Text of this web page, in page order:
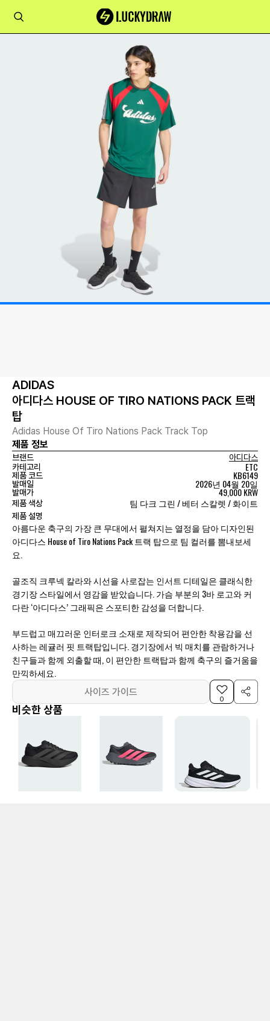
ADIDAS
아디다스 HOUSE OF TIRO NATIONS PACK 트랙
탑
Adidas House Of Tiro Nations Pack Track Top
제품 정보
브랜드
아디다스
카테고리
ETC
제품 코드 KB6149
발매일 2026년 04월 20일
발매가 49,000 KRW
제품 색상 팀 다크 그린 / 베터 스칼렛 / 화이트
제품 설명
아름다운 축구의 가장 큰 무대에서 펼쳐지는 열정을 담아 디자인된
아디다스 House of Tiro Nations Pack 트랙 탑으로 팀 컬러를 뽐내보세
요.
골조직 크루넥 칼라와 시선을 사로잡는 인서트 디테일은 클래식한
경기장 스타일에서 영감을 받았습니다. 가슴 부분의 3바 로고와 커
다란 ‘아디다스’ 그래픽은 스포티한 감성을 더합니다.
부드럽고 매끄러운 인터로크 소재로 제작되어 편안한 착용감을 선
사하는 레귤러 핏 트랙탑입니다. 경기장에서 빅 매치를 관람하거나
친구들과 함께 외출할 때, 이 편안한 트랙탑과 함께 축구의 즐거움을
만끽하세요.
사이즈 가이드
0
비슷한 상품